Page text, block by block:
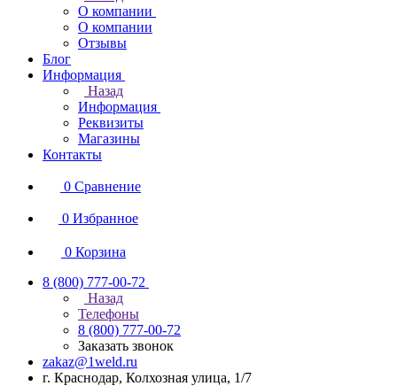
О компании
О компании
Отзывы
Блог
Информация
Назад
Информация
Реквизиты
Магазины
Контакты
0 Сравнение
0 Избранное
0 Корзина
8 (800) 777-00-72
Назад
Телефоны
8 (800) 777-00-72
Заказать звонок
zakaz@1weld.ru
г. Краснодар, Колхозная улица, 1/7